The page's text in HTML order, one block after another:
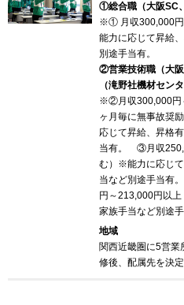
①総合職（大阪SC
※① 月収300,000円
能力に応じて昇給
別途手当有。
②営業技術職（大
（滝野社機材センタ
※②月収300,000円
ヶ月毎に無事故奨
応じて昇給、昇格
当有。 ③月収
む）※能力に応じ
当など別途手
円～213,000円以
家族手当など別途
地域
関西近畿圏に5営業
修後、配属先を決定